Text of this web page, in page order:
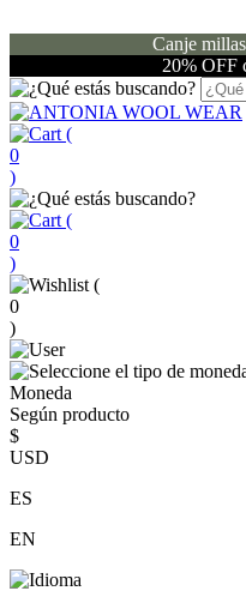
Canje
20% OFF
(
0
)
(
0
)
(
0
)
Moneda
Según producto
$
USD
ES
EN